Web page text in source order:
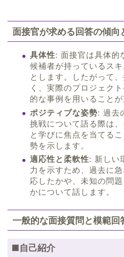
面接官が求める回答の傾向
具体性: 面接官は具体的
候補者が持っているス
とします。したがって
く、実際のプロジェク
的な事例を用いることが
ポジティブな姿勢: 過去
挑戦について語る際は
と学びに焦点を当てる
勢を示します。
適応性と柔軟性: 新しい
力を示すため、過去に
応したかや、未知の問
かについて話します。
一般的な面接質問と模範回
■自己紹介